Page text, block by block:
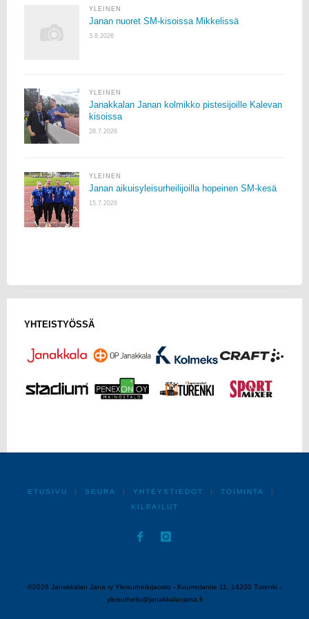
YLEINEN
Janan nuoret SM-kisoissa Mikkelissä
3.8.2026
YLEINEN
Janakkalan Janan kolmikko pistesijoille Kalevan
kisoissa
28.7.2026
YLEINEN
Janan aikuisyleisurheilijoilla hopeinen SM-kesä
15.7.2026
YHTEISTYÖSSÄ
ETUSIVU | SEURA | YHTEYSTIEDOT | TOIMINTA
|
KILPAILUT
©2026 Janakkalan Jana ry Yleisurheilujaosto - Kuumolantie 11, 14200 Turenki -
yleisurheilu@janakkalanjana.fi